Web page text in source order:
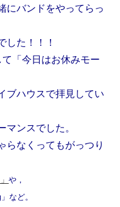
にバンドをやってらっ
した！！！
「今日はお休みモー
ブハウスで拝見してい
ンスでした。
らなくってもがっつり
や，
など。